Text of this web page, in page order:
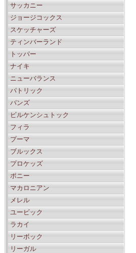
サッカニー
ジョージコックス
スケッチャーズ
ティンバーランド
トッパー
ナイキ
ニューバランス
パトリック
バンズ
ビルケンシュトック
フィラ
プーマ
ブルックス
プロケッズ
ポニー
マカロニアン
メレル
ユービック
ラカイ
リーボック
リーガル